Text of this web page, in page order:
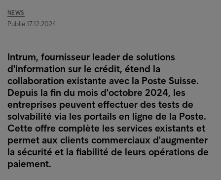
NEWS
Publié 17.12.2024
Intrum, fournisseur leader de solutions
d'information sur le crédit, étend la
collaboration existante avec la Poste Suisse.
Depuis la fin du mois d'octobre 2024, les
entreprises peuvent effectuer des tests de
solvabilité via les portails en ligne de la Poste.
Cette offre complète les services existants et
permet aux clients commerciaux d'augmenter
la sécurité et la fiabilité de leurs opérations de
paiement.